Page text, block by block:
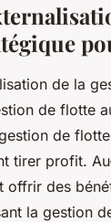
de la
de flotte
de
tirer profit.
des
la gestion